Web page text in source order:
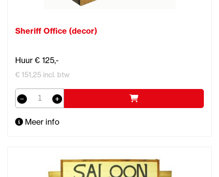
Sheriff Office (decor)
Huur € 125,-
€ 151,25 incl. btw
Meer info